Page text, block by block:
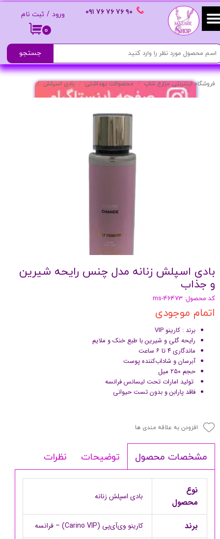
۰
ورود / ثبت نام
حساب کاربری من
تغییر گذر واژه
سفارشات
خروج از حساب کاربری
٩٠ ٧۶ ٧۶ ٧۶ ٠٩١
جستجو
فروشگاه اینترنتی مزارع شاپ محصولات بهداشتی بادی اسپلش
بادی اسپلش زنانه مدل چنس رایحه شیرین
و جذاب
کد محصول: ms-46473
اتمام موجودی
برند : کارینو VIP
رایحه گلی و شیرین با طبع خنک و ملایم
ماندگاری ۴ تا ۶ ساعت
آبرسان و شاداب‌کننده پوست
حجم ۲۵۰ میل
تولید امارات تحت لیسانس فرانسه
فاقد پارابن و بدون تست حیوانی
افزودن به علاقه مندی ها
مشخصات محصول توضیحات نظرات
نوع
محصول
بادی اسپلش زنانه
برند کارینو وی‌آی‌پی (Carino VIP) – فرانسه